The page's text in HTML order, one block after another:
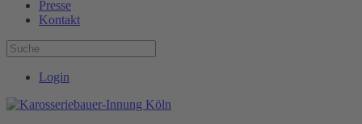
Presse
Kontakt
Login